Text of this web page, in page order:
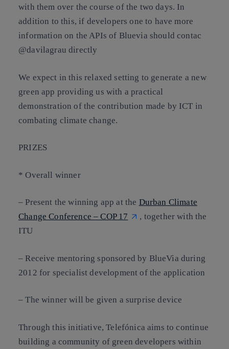
with them over the course of the two days. In
addition to this, if developers one to have more
information on the APIs of Bluevia should contac
@davilagrau directly
We expect in this relaxed setting to generate a new
green app providing us with a practical
demonstration of the contribution made by ICT in
combating climate change.
PRIZES
* Overall winner
– Present the winning app at the Durban Climate
Change Conference – COP 17
, together with the
ITU
– Receive mentoring sponsored by BlueVia during
2012 for specialist development of the application
– The winner will be given a surprise device
Through this initiative, Telefónica aims to continue
building a community of green developers within